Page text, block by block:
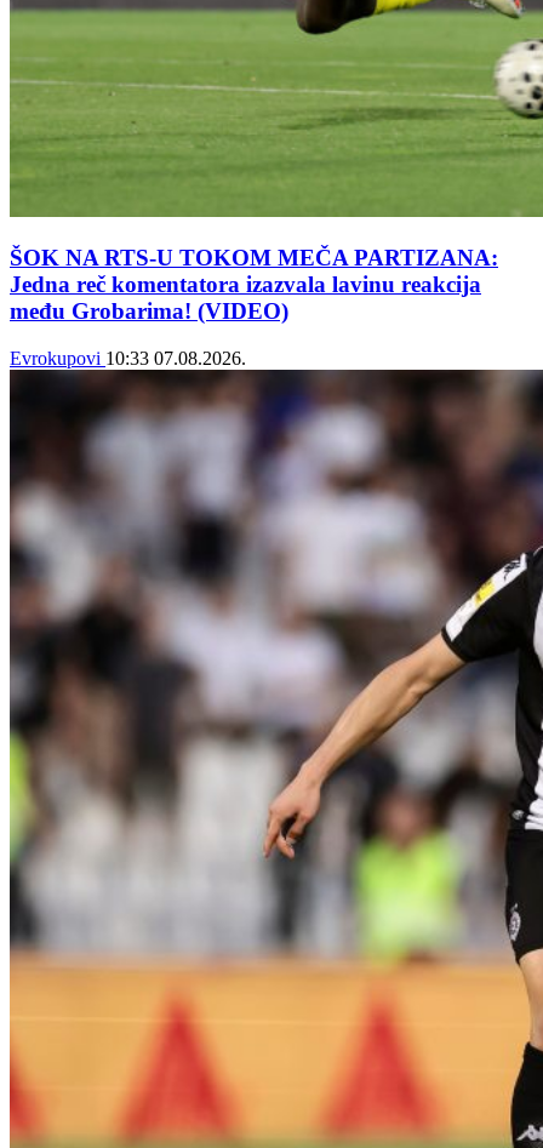
ŠOK NA RTS-U TOKOM MEČA PARTIZANA:
Jedna reč komentatora izazvala lavinu reakcija
među Grobarima! (VIDEO)
Evrokupovi 10:33 07.08.2026.